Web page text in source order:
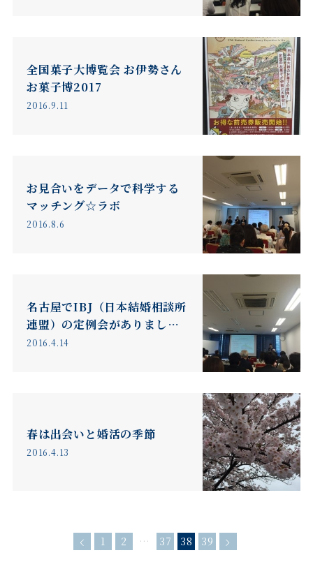
全国菓子大博覧会 お伊勢さん
お菓子博2017
2016.9.11
お見合いをデータで科学する
マッチング☆ラボ
2016.8.6
名古屋でIBJ（日本結婚相談所
連盟）の定例会がありまし
た。
2016.4.14
春は出会いと婚活の季節
2016.4.13
1 2 … 37 38 39